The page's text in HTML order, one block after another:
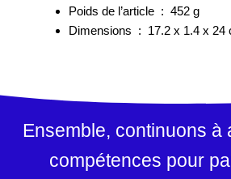
Poids de l’article ‏ : ‎ 452 g
Dimensions ‏ : ‎ 17.2 x 1.4 x
Ensemble, continuons à
compétences pour